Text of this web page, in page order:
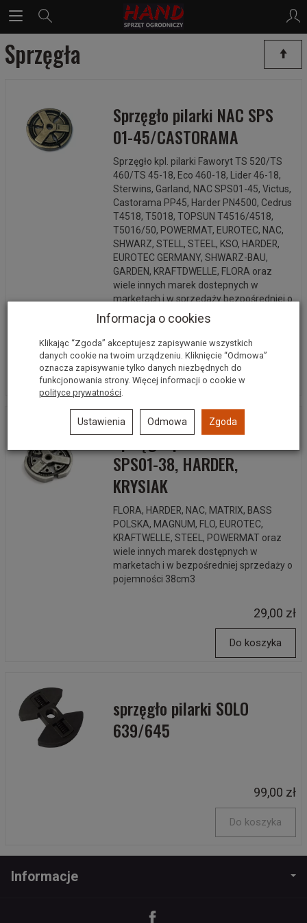
Sprzęgła
Sprzęgło pilarki NAC SPS
01-45/CASTORAMA
Sprzęgło kpl. pilarki Faworyt TS 520/TS
460/TS 45-18, Eco 460-18, Lider 46-18,
Sterwins, Garland, NAC SPS01-45, Victus,
Castorama PP45, Harder PN4500, Cedrus
T4518, T5018, TOPSUN T4516/4518,
T5016/50, POWERMAT, EUROTEC, NAC,
SHWARZ, STELL, STEEL, KSO, HARDER,
EUROTEC GERMANY, SHWARZ-BAU,
GARDEN, KRAFTDWELLE, FLORA oraz
wiele innych marek dostepnych w
marketach i w sprzedaży bezpośredniej o
pojemności 45 i 52 cm3
Do koszyka
Sprzęgło pilarki NAC
SPS01-38, HARDER,
KRYSIAK
FLORA, HARDER, NAC, MATRIX, BASS
POLSKA, MAGNUM, FLO, EUROTEC,
KRAFTWELLE, STEEL, POWERMAT oraz
wiele innych marek dostępnych w
marketach i w bezpośredniej sprzedaży o
pojemności 38cm3
29,00 zł
Do koszyka
sprzęgło pilarki SOLO
639/645
99,00 zł
Do koszyka
Informacje
Informacja o cookies
Klikając “Zgoda” akceptujesz zapisywanie wszystkich
danych cookie na twoim urządzeniu. Kliknięcie “Odmowa”
oznacza zapisywanie tylko danych niezbędnych do
funkcjonowania strony. Więcej informacji o cookie w
polityce prywatności
Ustawienia Odmowa Zgoda